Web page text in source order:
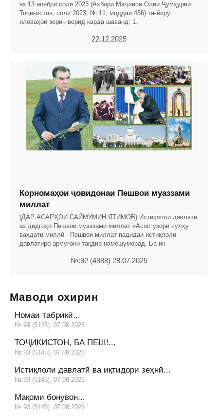
аз 13 ноябри соли 2023 (Ахбори Маҷлиси Олии Ҷумҳурии
Тоҷикистон, соли 2023, № 11, моддаи 456) тағйиру
иловаҳои зерин ворид карда шаванд: 1.
22.12.2025
Корномаҳои ҷовидонаи Пешвои муаззами
миллат
(ДАР АСАРҲОИ САЙМУМИН ЯТИМОВ) Истиқлоли давлатӣ
аз дидгоҳи Пешвои муаззами миллат «Асосгузори сулҳу
ваҳдати миллӣ - Пешвои миллат падидаи истиқлоли
давлатиро армуғони тақдир намешуморад. Ба ин
№:92 (4988) 28.07.2025
Маводи охирин
Номаи табрикӣ...
№:93 (5145), 07.08.2026
ТОҶИКИСТОН, БА ПЕШ!...
№:93 (5145), 07.08.2026
Истиқлоли давлатӣ ва иқтидори зеҳнӣ...
№:93 (5145), 07.08.2026
Мақоми бонувон...
№:93 (5145), 07.08.2026